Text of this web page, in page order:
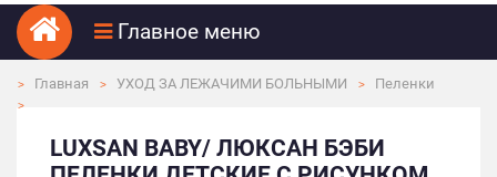
Главное меню
Главная УХОД ЗА ЛЕЖАЧИМИ БОЛЬНЫМИ Пеленки
LUXSAN BABY/ ЛЮКСАН БЭБИ